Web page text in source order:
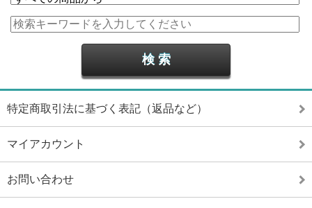
特定商取引法に基づく表記（返品など）
マイアカウント
お問い合わせ